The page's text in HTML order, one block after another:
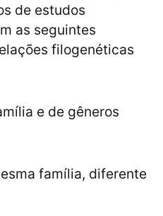
de estudos
as seguintes
filogenéticas
e de gêneros
família, diferente